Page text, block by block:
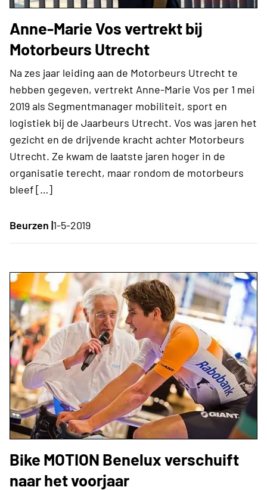
Anne-Marie Vos vertrekt bij
Motorbeurs Utrecht
Na zes jaar leiding aan de Motorbeurs Utrecht te
hebben gegeven, vertrekt Anne-Marie Vos per 1 mei
2019 als Segmentmanager mobiliteit, sport en
logistiek bij de Jaarbeurs Utrecht. Vos was jaren het
gezicht en de drijvende kracht achter Motorbeurs
Utrecht. Ze kwam de laatste jaren hoger in de
organisatie terecht, maar rondom de motorbeurs
bleef […]
Beurzen |1-5-2019
Bike MOTION Benelux verschuift
naar het voorjaar